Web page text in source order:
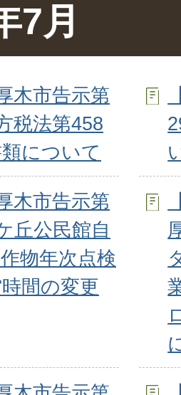
7月
木市告示第
税法第458
について
木市告示第
丘公民館自
物年次点検
間の変更